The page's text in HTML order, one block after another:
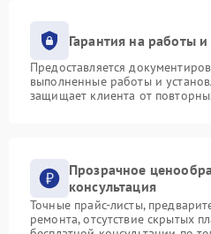
Гарантия на работы и
Предоставляется
выполненные работы и
защищает клиента от
Прозрачное
консультация
Точные прайс-листы,
ремонта, отсутствие скрытых